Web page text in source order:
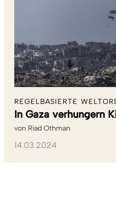
REGELBASIERTE
In Gaza verhungern
von Riad Othman
14.03.2024